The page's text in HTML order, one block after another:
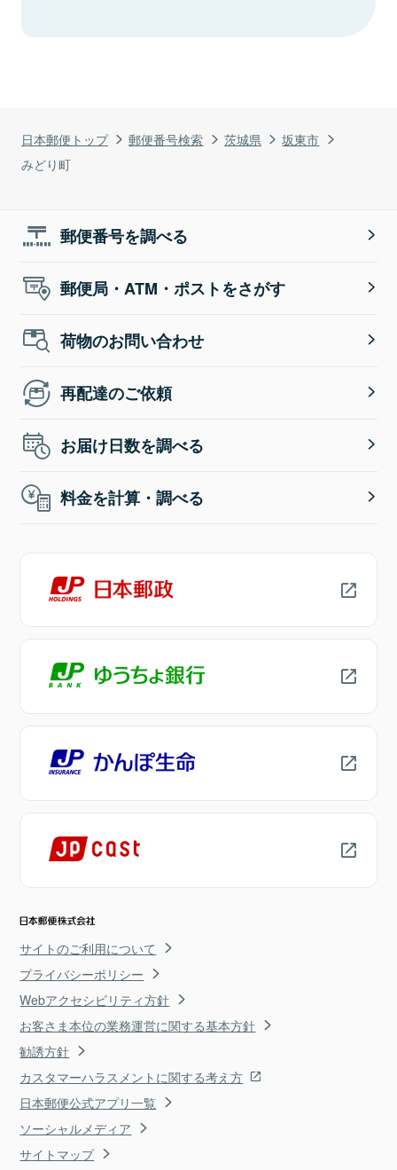
日本郵便トップ 郵便番号検索 茨城県
坂東市
みどり町
郵便番号を調べる
郵便局・ATM・ポストをさがす
荷物のお問い合わせ
再配達のご依頼
お届け日数を調べる
料金を計算・調べる
サイトのご利用について
プライバシーポリシー
Webアクセシビリティ方針
お客さま本位の業務運営に関する基本方針
勧誘方針
カスタマーハラスメントに関する考え方
日本郵便公式アプリ一覧
ソーシャルメディア
サイトマップ